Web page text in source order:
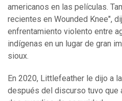
americanos en las películas.
recientes en Wounded Knee",
enfrentamiento violento entre
indígenas en un lugar de gran
sioux.
En 2020, Littlefeather le dijo a
después del discurso tuvo que